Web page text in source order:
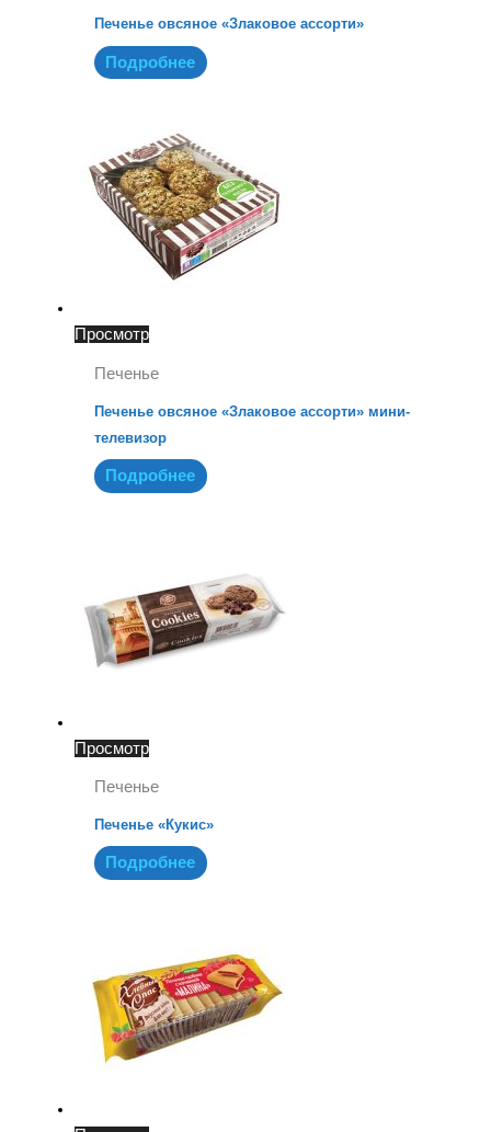
Печенье овсяное «Злаковое ассорти»
Подробнее
Просмотр
Печенье
Печенье овсяное «Злаковое ассорти» мини-
телевизор
Подробнее
Просмотр
Печенье
Печенье «Кукис»
Подробнее